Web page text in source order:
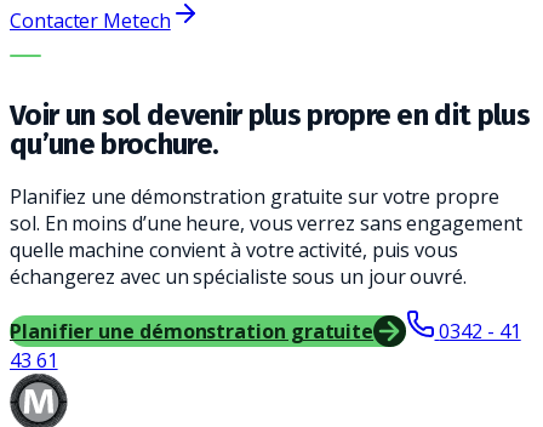
Contacter Metech
LA BONNE MACHINE. LE MEILLEUR SERVICE.
Voir un sol devenir plus propre en dit plus
qu’une brochure.
Planifiez une démonstration gratuite sur votre propre
sol. En moins d’une heure, vous verrez sans engagement
quelle machine convient à votre activité, puis vous
échangerez avec un spécialiste sous un jour ouvré.
Planifier une démonstration gratuite
0342 - 41
43 61